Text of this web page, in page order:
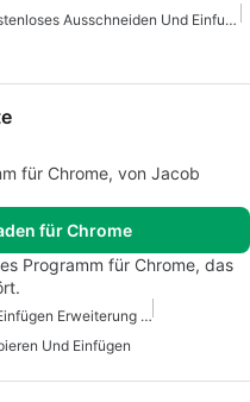
Kostenloses Ausschneiden Und Einfuegen
für Chrome, von Jacob
für Chrome
Programm für Chrome, das
Beste Kopieren Einfügen Erweiterung Für Chrome
Und Einfügen